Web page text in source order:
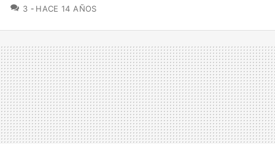
3 COMENTARIOS
HACE 14 AÑOS